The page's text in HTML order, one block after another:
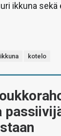
ikkuna sekä
ikkuna kotelo